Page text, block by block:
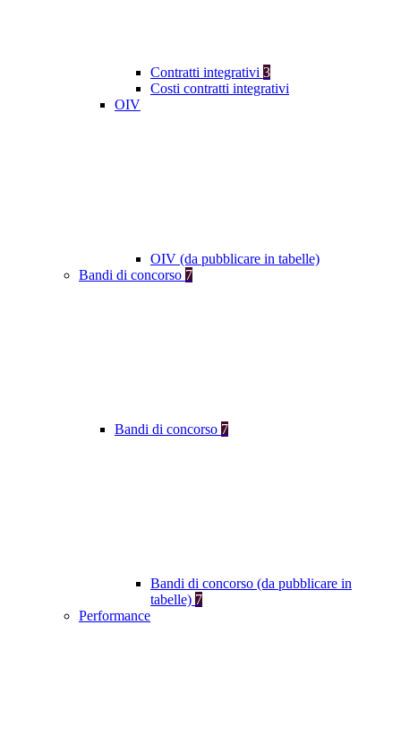
Contratti integrativi 3
Costi contratti integrativi
OIV
OIV (da pubblicare in tabelle)
Bandi di concorso 7
Bandi di concorso 7
Bandi di concorso (da pubblicare in
tabelle) 7
Performance